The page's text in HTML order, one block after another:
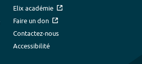
Elix académie
Faire un don
Contactez-nous
Accessibilité